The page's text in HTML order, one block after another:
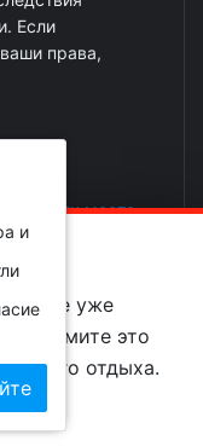
уже
примите это
вашего отдыха.
Если
права,
или место
и